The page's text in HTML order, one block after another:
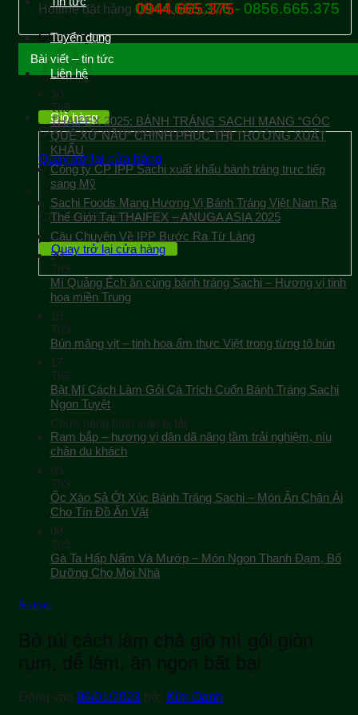
Hotline đặt hàng 0944.665.376 - 0856.665.375
Giỏ hàng
Chưa có sản phẩm trong giỏ hàng.
Quay trở lại cửa hàng
Tuyển dụng
Liên hệ
Giỏ hàng
Chưa có sản phẩm trong giỏ hàng.
Quay trở lại cửa hàng
0944.665.375
Bài viết – tin tức
30
Th9
THAIFEX 2025: BÁNH TRÁNG SACHI MANG “GÓC
QUÊ XỨ NẪU” CHINH PHỤC THỊ TRƯỜNG XUẤT
KHẨU
Công ty CP IPP Sachi xuất khẩu bánh tráng trực tiếp
sang Mỹ
Sachi Foods Mang Hương Vị Bánh Tráng Việt Nam Ra
Thế Giới Tại THAIFEX – ANUGA ASIA 2025
Câu Chuyện Về IPP Bước Ra Từ Làng
20
Th9
Mì Quảng Ếch ăn cùng bánh tráng Sachi – Hương vị tinh
hoa miền Trung
19
Th9
Bún măng vịt – tinh hoa ẩm thực Việt trong từng tô bún
17
Th9
Bật Mí Cách Làm Gỏi Cá Trích Cuốn Bánh Tráng Sachi
Ngon Tuyệt
Chức năng bình luận bị tắtở
Bật
Gỏi
Cá
Tráng
Ram bắp – hương vị dân dã nâng tầm trải nghiệm, níu
chân du khách
09
Th9
Ốc Xào Sả Ớt Xúc Bánh Tráng Sachi – Món Ăn Chân Ái
Cho Tín Đồ Ăn Vặt
08
Th9
Gà Ta Hấp Nấm Và Mướp – Món Ngon Thanh Đạm, Bổ
Dưỡng Cho Mọi Nhà
Ẩm thực
Bỏ túi cách làm chả giò mì gói giòn
rụm, dễ làm, ăn ngon bất bại
Đăng vào 06/01/2023 bởi Kim Oanh